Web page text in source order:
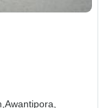
Awantipora,